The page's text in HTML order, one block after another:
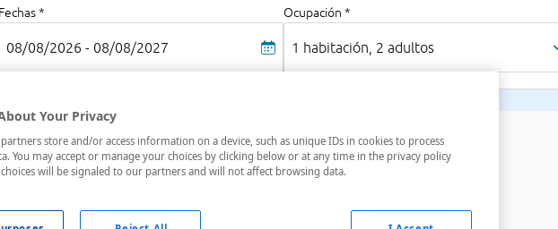
Fechas *
08/08/2026 - 08/08/2027
Ocupación *
1 habitación, 2 adultos
en: 2 hoteles encontrados
Your Privacy
store and/or access information on a device, such as unique IDs in cookies to process
You may accept or manage your choices by clicking below or at any time in the privacy policy
choices will be signaled to our partners and will not affect browsing data.